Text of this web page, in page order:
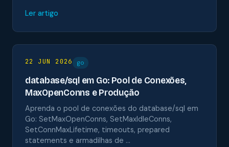
Ler artigo
22 JUN 2026 go
database/sql em Go: Pool de Conexões,
MaxOpenConns e Produção
Aprenda o pool de conexões do database/sql em
Go: SetMaxOpenConns, SetMaxIdleConns,
SetConnMaxLifetime, timeouts, prepared
statements e armadilhas de …